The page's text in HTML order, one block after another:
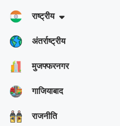
राष्ट्रीय
अंतर्राष्ट्रीय
मुजफ्फरनगर
गाजियाबाद
राजनीति